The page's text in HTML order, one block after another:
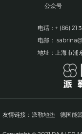
电话：+ (86) 21
电邮：
地址：上海市浦
公众号
友情链接： 派勒地垫 德国能